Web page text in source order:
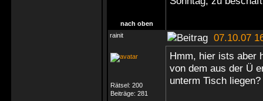
nach oben
rainit
07.10.07
Rätsel: 200
Beiträge: 281
Hmm, hier ists aber
von dem aus der Ü
unterm Tisch liegen?